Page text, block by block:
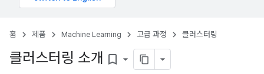
홈 제품 Machine Learning 고급 과정 클러스터링
클러스터링 소개 bookmark_border